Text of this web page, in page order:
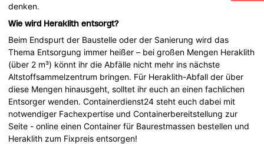
denken.
Wie wird Heraklith entsorgt?
Beim Endspurt der Baustelle oder der Sanierung wird das
Thema Entsorgung immer heißer – bei großen Mengen Heraklith
(über 2 m³) könnt ihr die Abfälle nicht mehr ins nächste
Altstoffsammelzentrum bringen. Für Heraklith-Abfall der über
diese Mengen hinausgeht, solltet ihr euch an einen fachlichen
Entsorger wenden. Containerdienst24 steht euch dabei mit
notwendiger Fachexpertise und Containerbereitstellung zur
Seite - online einen Container für Baurestmassen bestellen und
Heraklith zum Fixpreis entsorgen!